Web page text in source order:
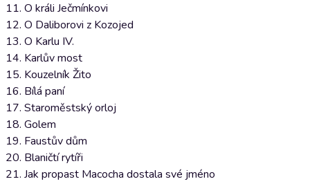
11. O králi Ječmínkovi
12. O Daliborovi z Kozojed
13. O Karlu IV.
14. Karlův most
15. Kouzelník Žito
16. Bílá paní
17. Staroměstský orloj
18. Golem
19. Faustův dům
20. Blaničtí rytíři
21. Jak propast Macocha dostala své jméno